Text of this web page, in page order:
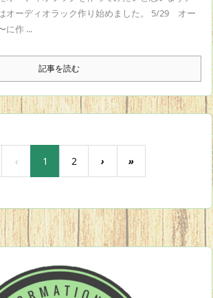
ーディオラック作り始めました。 5/29 オー
に作 ...
記事を読む
‹ 1 2 › »